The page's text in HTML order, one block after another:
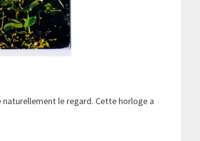
le regard. Cette horloge a